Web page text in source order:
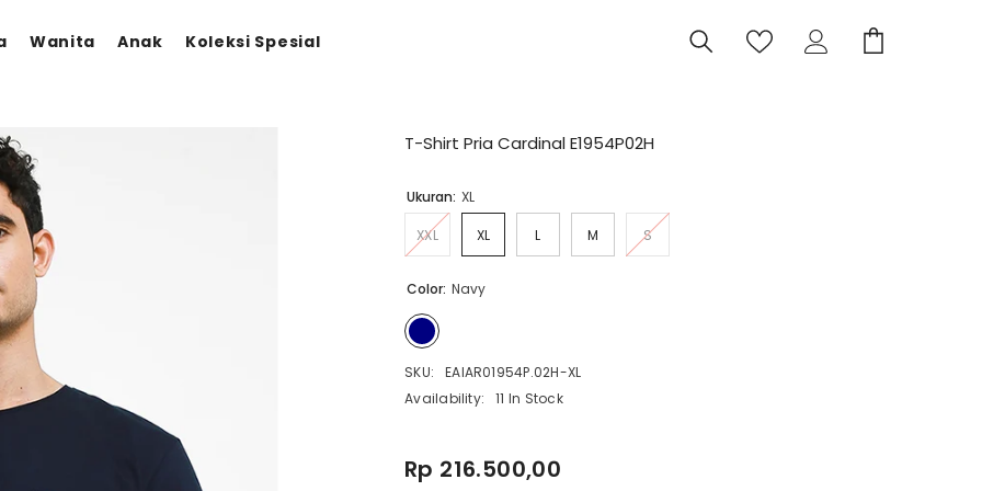
Wanita Anak Koleksi Spesial
T-Shirt Pria Cardinal E1954P02H
Ukuran: XL
XXL XL L M S
Color: Navy
SKU:
EAIAR01954P.02H-XL
Availability:
11 In Stock
Rp 216.500,00